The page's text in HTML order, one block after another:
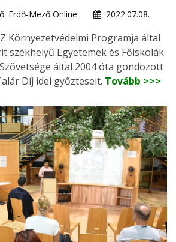
Erdő-Mező Online
2022.07.08.
Környezetvédelmi Programja által
székhelyű Egyetemek és Főiskolák
által 2004 óta gondozott
Díj idei győzteseit. Tovább >>>